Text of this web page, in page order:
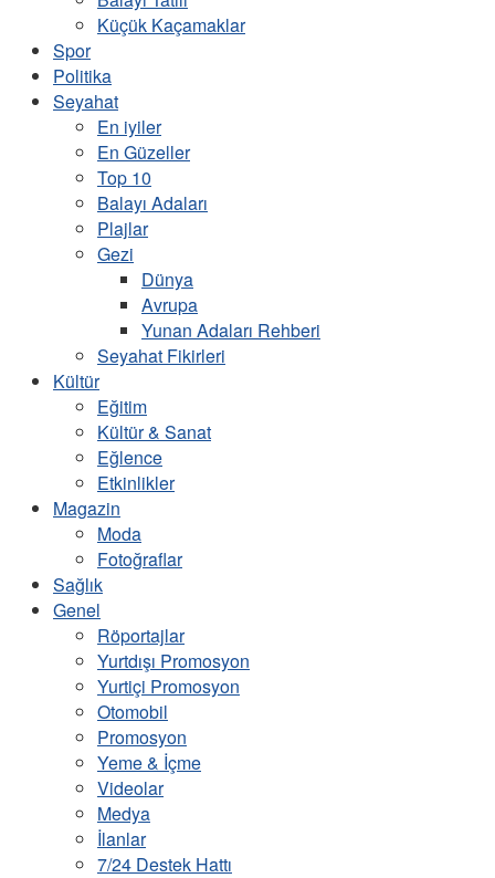
Küçük Kaçamaklar
Spor
Politika
Seyahat
En iyiler
En Güzeller
Top 10
Balayı Adaları
Plajlar
Gezi
Dünya
Avrupa
Yunan Adaları Rehberi
Seyahat Fikirleri
Kültür
Eğitim
Kültür & Sanat
Eğlence
Etkinlikler
Magazin
Moda
Fotoğraflar
Sağlık
Genel
Röportajlar
Yurtdışı Promosyon
Yurtiçi Promosyon
Otomobil
Promosyon
Yeme & İçme
Videolar
Medya
İlanlar
7/24 Destek Hattı